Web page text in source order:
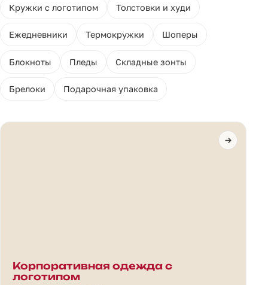
Кружки с логотипом Толстовки и худи
Ежедневники Термокружки Шоперы
Блокноты Пледы Складные зонты
Брелоки Подарочная упаковка
Корпоративная одежда с
логотипом